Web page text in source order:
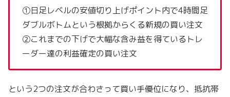
①日足レベルの安値切り上げポイント内で4時間足
ダブルボトムという根拠からくる新規の買い注文
②これまでの下げで大幅な含み益を得ているトレ
ーダー達の利益確定の買い注文
という2つの注文が合わさって買い手優位になり、抵抗帯